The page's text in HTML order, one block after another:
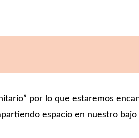
por lo que estaremos
espacio en nuestro